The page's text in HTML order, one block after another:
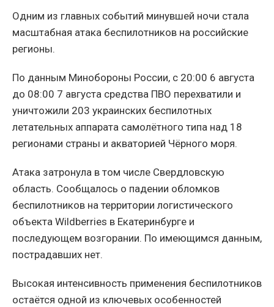
Одним из главных событий минувшей ночи стала
масштабная атака беспилотников на российские
регионы.
По данным Минобороны России, с 20:00 6 августа
до 08:00 7 августа средства ПВО перехватили и
уничтожили 203 украинских беспилотных
летательных аппарата самолётного типа над 18
регионами страны и акваторией Чёрного моря.
Атака затронула в том числе Свердловскую
область. Сообщалось о падении обломков
беспилотников на территории логистического
объекта Wildberries в Екатеринбурге и
последующем возгорании. По имеющимся данным,
пострадавших нет.
Высокая интенсивность применения беспилотников
остаётся одной из ключевых особенностей